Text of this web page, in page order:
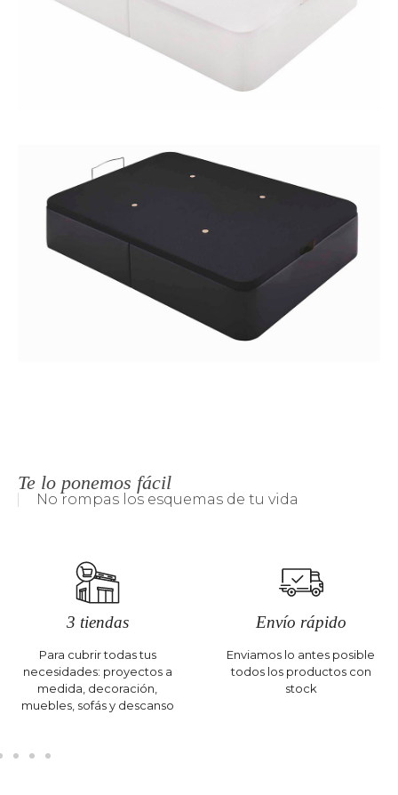
Te lo ponemos fácil
No rompas los esquemas de tu vida
3 tiendas
Para cubrir todas tus
necesidades: proyectos a
medida, decoración,
muebles, sofás y descanso
Envío rápido
Enviamos lo antes posible
todos los productos con
stock